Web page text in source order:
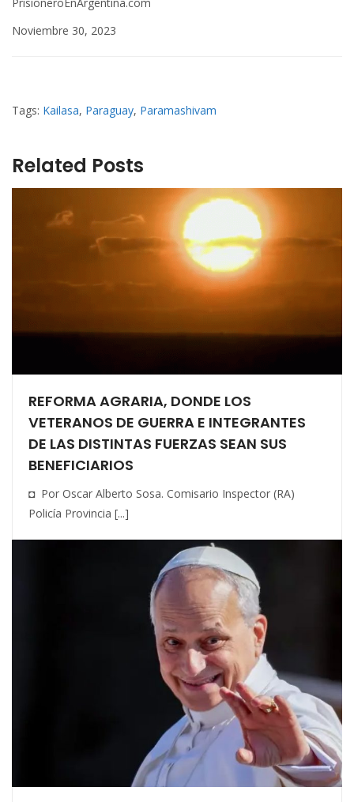
Noviembre 30, 2023
Tags: Kailasa, Paraguay, Paramashivam
Related Posts
REFORMA AGRARIA, DONDE LOS
VETERANOS DE GUERRA E INTEGRANTES
DE LAS DISTINTAS FUERZAS SEAN SUS
BENEFICIARIOS
◘ Por Oscar Alberto Sosa. Comisario Inspector (RA)
Policía Provincia [...]